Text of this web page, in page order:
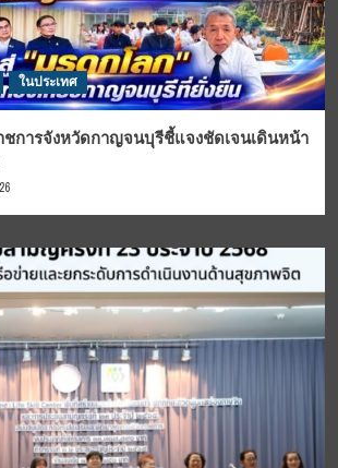
ในประเทศ
การจังหวัดกาญจนบุรีชี้แจงชัดเจนเดินหน้า